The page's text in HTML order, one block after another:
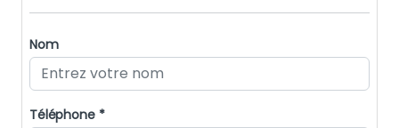
Nom
Téléphone *